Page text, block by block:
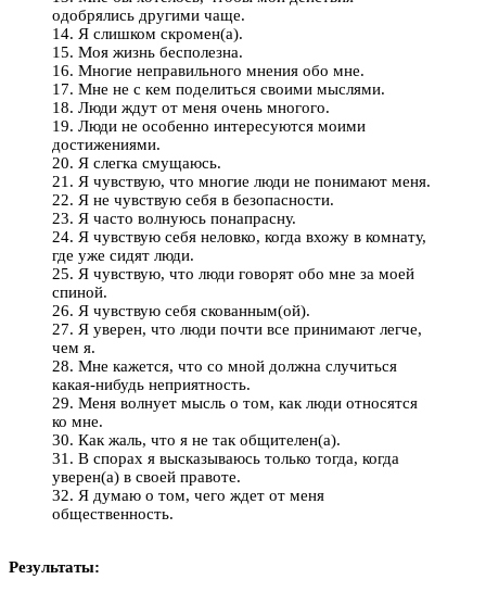
одобрялись другими чаще.
14. Я слишком скромен(а).
15. Моя жизнь бесполезна.
16. Многие неправильного мнения обо мне.
17. Мне не с кем поделиться своими мыслями.
18. Люди ждут от меня очень многого.
19. Люди не особенно интересуются моими
достижениями.
20. Я слегка смущаюсь.
21. Я чувствую, что многие люди не понимают меня.
22. Я не чувствую себя в безопасности.
23. Я часто волнуюсь понапрасну.
24. Я чувствую себя неловко, когда вхожу в комнату,
где уже сидят люди.
25. Я чувствую, что люди говорят обо мне за моей
спиной.
26. Я чувствую себя скованным(ой).
27. Я уверен, что люди почти все принимают легче,
чем я.
28. Мне кажется, что со мной должна случиться
какая-нибудь неприятность.
29. Меня волнует мысль о том, как люди относятся
ко мне.
30. Как жаль, что я не так общителен(а).
31. В спорах я высказываюсь только тогда, когда
уверен(а) в своей правоте.
32. Я думаю о том, чего ждет от меня
общественность.
Результаты: